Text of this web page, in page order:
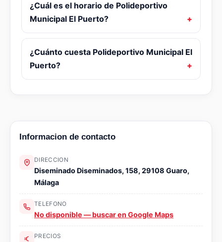
¿Cuál es el horario de Polideportivo
Municipal El Puerto?
¿Cuánto cuesta Polideportivo Municipal El
Puerto?
Informacion de contacto
DIRECCION
Diseminado Diseminados, 158, 29108 Guaro,
Málaga
TELEFONO
No disponible — buscar en Google Maps
PRECIOS